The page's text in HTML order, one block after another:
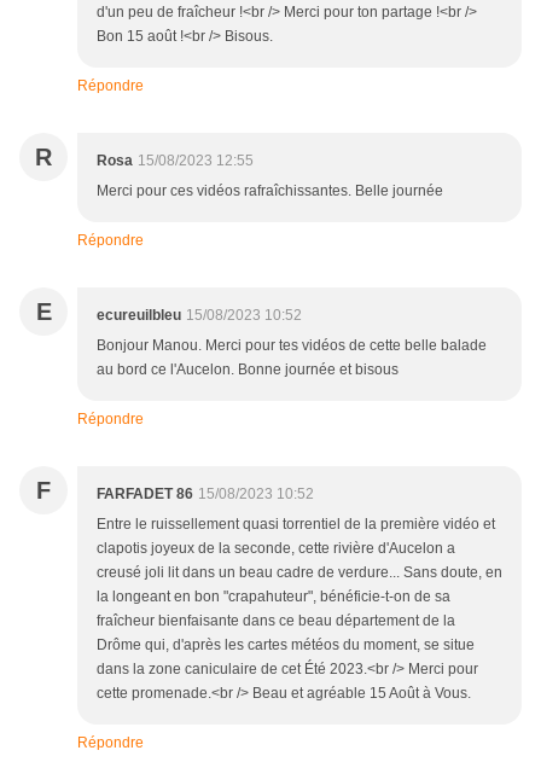
d'un peu de fraîcheur !<br /> Merci pour ton partage !<br />
Bon 15 août !<br /> Bisous.
Répondre
R Rosa 15/08/2023 12:55
Merci pour ces vidéos rafraîchissantes. Belle journée
Répondre
E ecureuilbleu 15/08/2023 10:52
Bonjour Manou. Merci pour tes vidéos de cette belle balade
au bord ce l'Aucelon. Bonne journée et bisous
Répondre
F FARFADET 86 15/08/2023 10:52
Entre le ruissellement quasi torrentiel de la première vidéo et
clapotis joyeux de la seconde, cette rivière d'Aucelon a
creusé joli lit dans un beau cadre de verdure... Sans doute, en
la longeant en bon "crapahuteur", bénéficie-t-on de sa
fraîcheur bienfaisante dans ce beau département de la
Drôme qui, d'après les cartes météos du moment, se situe
dans la zone caniculaire de cet Été 2023.<br /> Merci pour
cette promenade.<br /> Beau et agréable 15 Août à Vous.
Répondre